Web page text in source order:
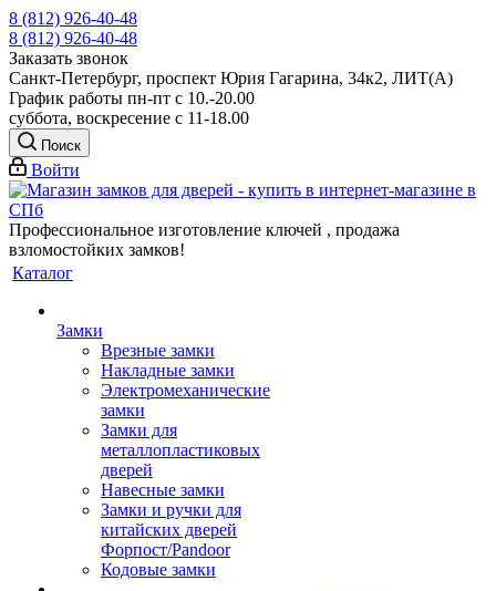
8 (812) 926-40-48
8 (812) 926-40-48
Заказать звонок
Санкт-Петербург, проспект Юрия Гагарина, 34к2, ЛИТ(А)
График работы пн-пт с 10.-20.00
суббота, воскресение с 11-18.00
Поиск
Войти
Профессиональное изготовление ключей , продажа
взломостойких замков!
Каталог
Замки
Врезные замки
Накладные замки
Электромеханические
замки
Замки для
металлопластиковых
дверей
Навесные замки
Замки и ручки для
китайских дверей
Форпост/Раndoor
Кодовые замки